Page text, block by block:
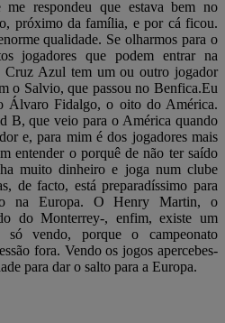
respondeu que estava bem no
próximo da família, e por cá ficou.
qualidade. Se olharmos para o
jogadores que podem entrar na
Azul tem um ou outro jogador
o Salvio, que passou no Benfica.Eu
Álvaro Fidalgo, o oito do América.
B, que veio para o América quando
e, para mim é dos jogadores mais
entender o porquê de não ter saído
muito dinheiro e joga num clube
de facto, está preparadíssimo para
na Europa. O Henry Martin, o
do Monterrey-, enfim, existe um
só vendo, porque o campeonato
fora. Vendo os jogos apercebes-
para dar o salto para a Europa.